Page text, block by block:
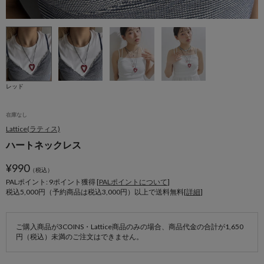
レッド
在庫なし
Lattice(ラティス)
ハートネックレス
¥990（税込）
PALポイント: 9ポイント獲得 [PALポイントについて]
税込5,000円（予約商品は税込3,000円）以上で送料無料[詳細]
ご購入商品が3COINS・Lattice商品のみの場合、商品代金の合計が1,650
円（税込）未満のご注文はできません。